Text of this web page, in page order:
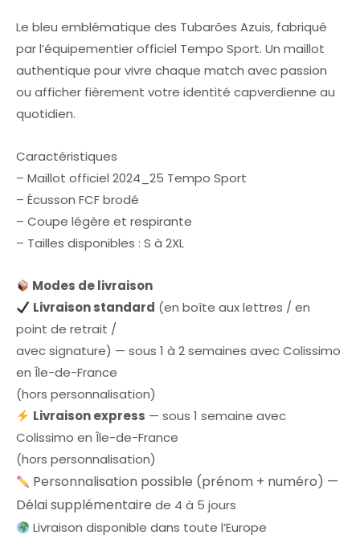
Initial
Était :
Actuel
Est :
Le bleu emblématique des Tubarões Azuis, fabriqué
par l’équipementier officiel Tempo Sport. Un maillot
authentique pour vivre chaque match avec passion
ou afficher fièrement votre identité capverdienne au
quotidien.
Caractéristiques
– Maillot officiel 2024_25 Tempo Sport
– Écusson FCF brodé
– Coupe légère et respirante
– Tailles disponibles : S à 2XL
Modes de livraison
Livraison standard (en boîte aux lettres / en
point de retrait /
avec signature) — sous 1 à 2 semaines avec Colissimo
en Île-de-France
(hors personnalisation)
Livraison express — sous 1 semaine avec
Colissimo en Île-de-France
(hors personnalisation)
Personnalisation possible (prénom + numéro) —
Délai supplémentaire de 4 à 5 jours
Livraison disponible dans toute l’Europe